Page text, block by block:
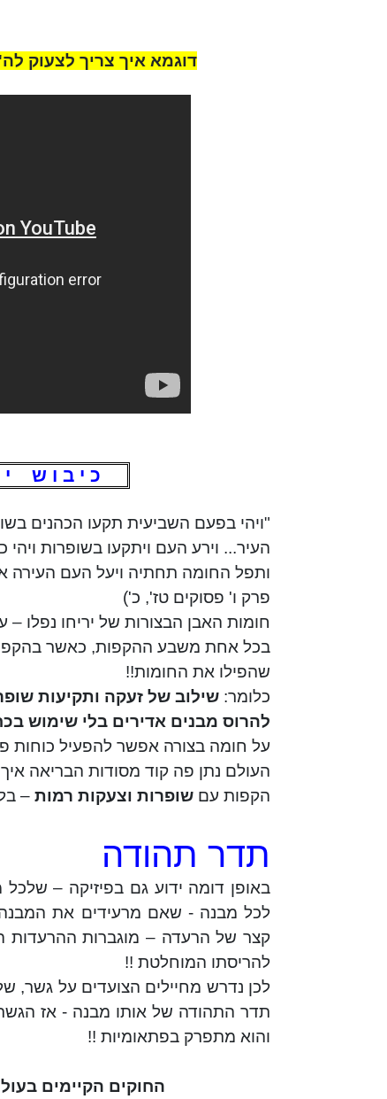
דוגמא איך צריך לצעוק
כ י ב ו ש
"ויהי בפעם השביעית תקעו הכהנים
העיר... וירע העם ויתקעו בשופרות ויהי
ותפל החומה תחתיה ויעל העם העירה
פרק ו' פסוקים טז', כ')
חומות האבן הבצורות של יריחו נפלו
בכל אחת משבע ההקפות, כאשר
שהפילו את החומות!!
כלומר: שילוב של זעקה ותקיעות
להרוס מבנים אדירים בלי שימוש
על חומה בצורה אפשר להפעיל כוחות
העולם נתן פה קוד מסודות הבריאה
הקפות עם שופרות וצעקות רמות –
תדר תהודה
באופן דומה ידוע גם בפיזיקה –
לכל מבנה - שאם מרעידים את
קצר של הרעדה – מוגברות
להריסתו המוחלטת !!
לכן נדרש מחיילים הצועדים על
תדר התהודה של אותו מבנה - אז
והוא מתפרק בפתאומיות !!
החוקים הקיימים